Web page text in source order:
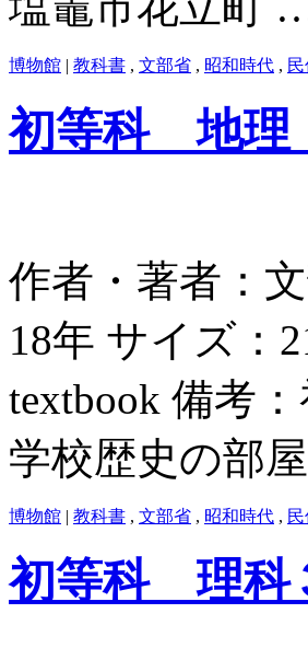
博物館 | 教科書 , 文部省 , 昭和時代 ,
初等科 地理
作者・著者：
18年 サイズ：
textbook 備考
学校歴史の部
博物館 | 教科書 , 文部省 , 昭和時代 ,
初等科 理科